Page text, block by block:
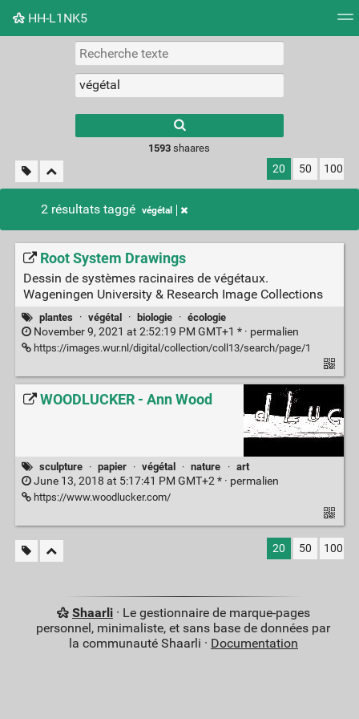
HH-L1NK5
Nuage de tags Mur d'images
results.
1593 shaares
20 50 100
2 résultats taggé végétal
Root System Drawings
Dessin de systèmes racinaires de végétaux.
Wageningen University & Research Image Collections
plantes · végétal · biologie · écologie
November 9, 2021 at 2:52:19 PM GMT+1 * · permalien
https://images.wur.nl/digital/collection/coll13/search/page/1
WOODLUCKER - Ann Wood
sculpture · papier · végétal · nature · art
June 13, 2018 at 5:17:41 PM GMT+2 * · permalien
https://www.woodlucker.com/
20 50 100
Shaarli· Le gestionnaire de marque-pages
personnel, minimaliste, et sans base de données par
la communauté Shaarli · Documentation